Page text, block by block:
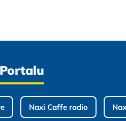
Naxi Caffe radio